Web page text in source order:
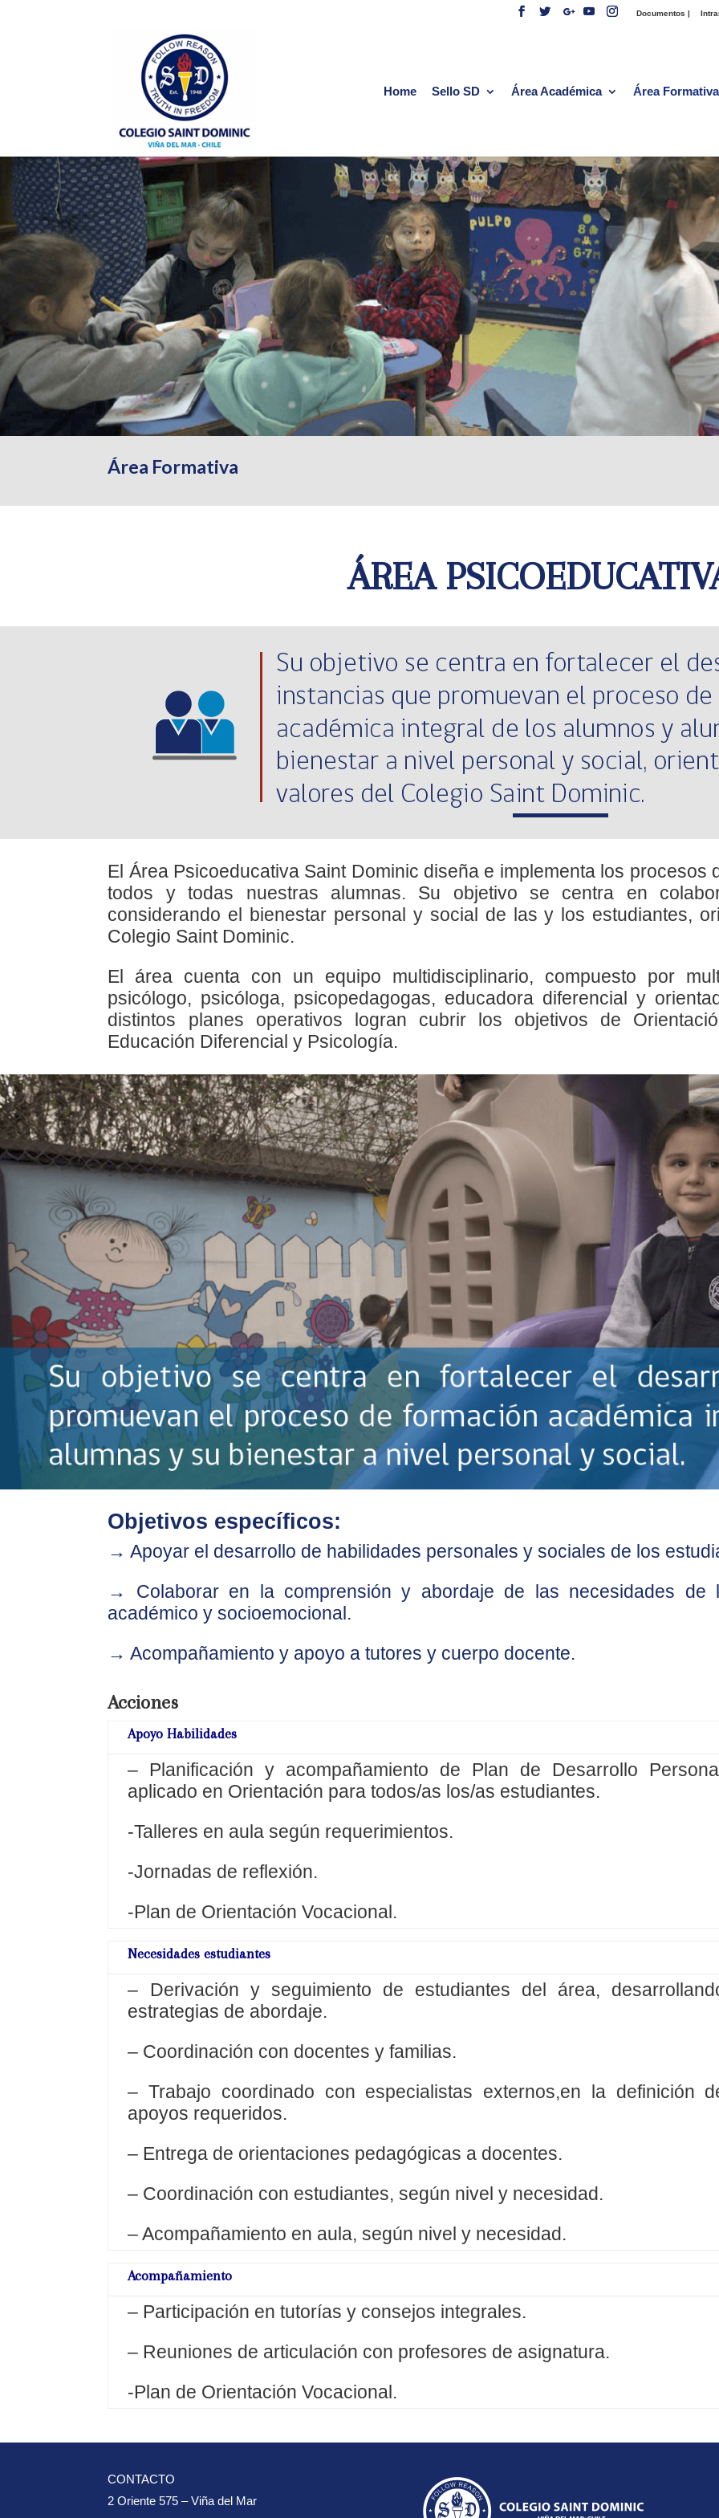
Documentos |
Home Sello SD Área Académica Área Formativa
Área Formativa
ÁREA
El Área Psicoeducativa Saint Dominic diseña e implementa los procesos
todos y todas nuestras alumnas. Su objetivo se centra en c
considerando el bienestar personal y social de las y los estudiantes,
Colegio Saint Dominic.
El área cuenta con un equipo multidisciplinario, compuesto por
psicólogo, psicóloga, psicopedagogas, educadora diferencial y
distintos planes operativos logran cubrir los objetivos de
Educación Diferencial y Psicología.
Objetivos específicos:
→Apoyar el desarrollo de habilidades personales y sociales de los
→ Colaborar en la comprensión y abordaje de las necesidades de
académico y socioemocional.
→Acompañamiento y apoyo a tutores y cuerpo docente.
Acciones
Apoyo Habilidades
– Planificación y acompañamiento de Plan de Desarrollo
aplicado en Orientación paratodos/as los/as estudiantes.
-Talleres en aula según requerimientos.
-Jornadas de reflexión.
-Plan de Orientación Vocacional.
Necesidades estudiantes
– Derivación y seguimiento de estudiantes del área,
estrategias de abordaje.
– Coordinación con docentes y familias.
– Trabajo coordinado con especialistas externos,en la definición
apoyos requeridos.
– Entrega de orientaciones pedagógicas a docentes.
– Coordinación con estudiantes, según nivel y necesidad.
– Acompañamiento en aula, según nivel y necesidad.
Acompañamiento
– Participación en tutorías y consejos integrales.
– Reuniones de articulación con profesores de asignatura.
-Plan de Orientación Vocacional.
CONTACTO
2 Oriente 575 – Viña del Mar